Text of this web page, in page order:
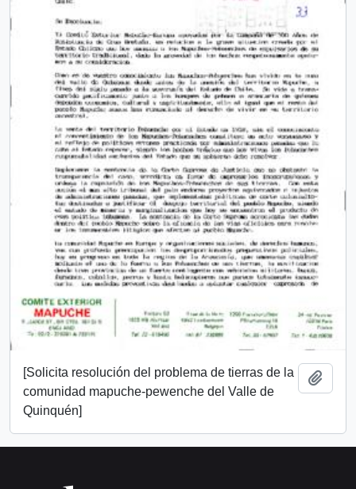
[Solicita resolución del problema de tierras de la
comunidad mapuche-pewenche del Valle de
Quinquén]